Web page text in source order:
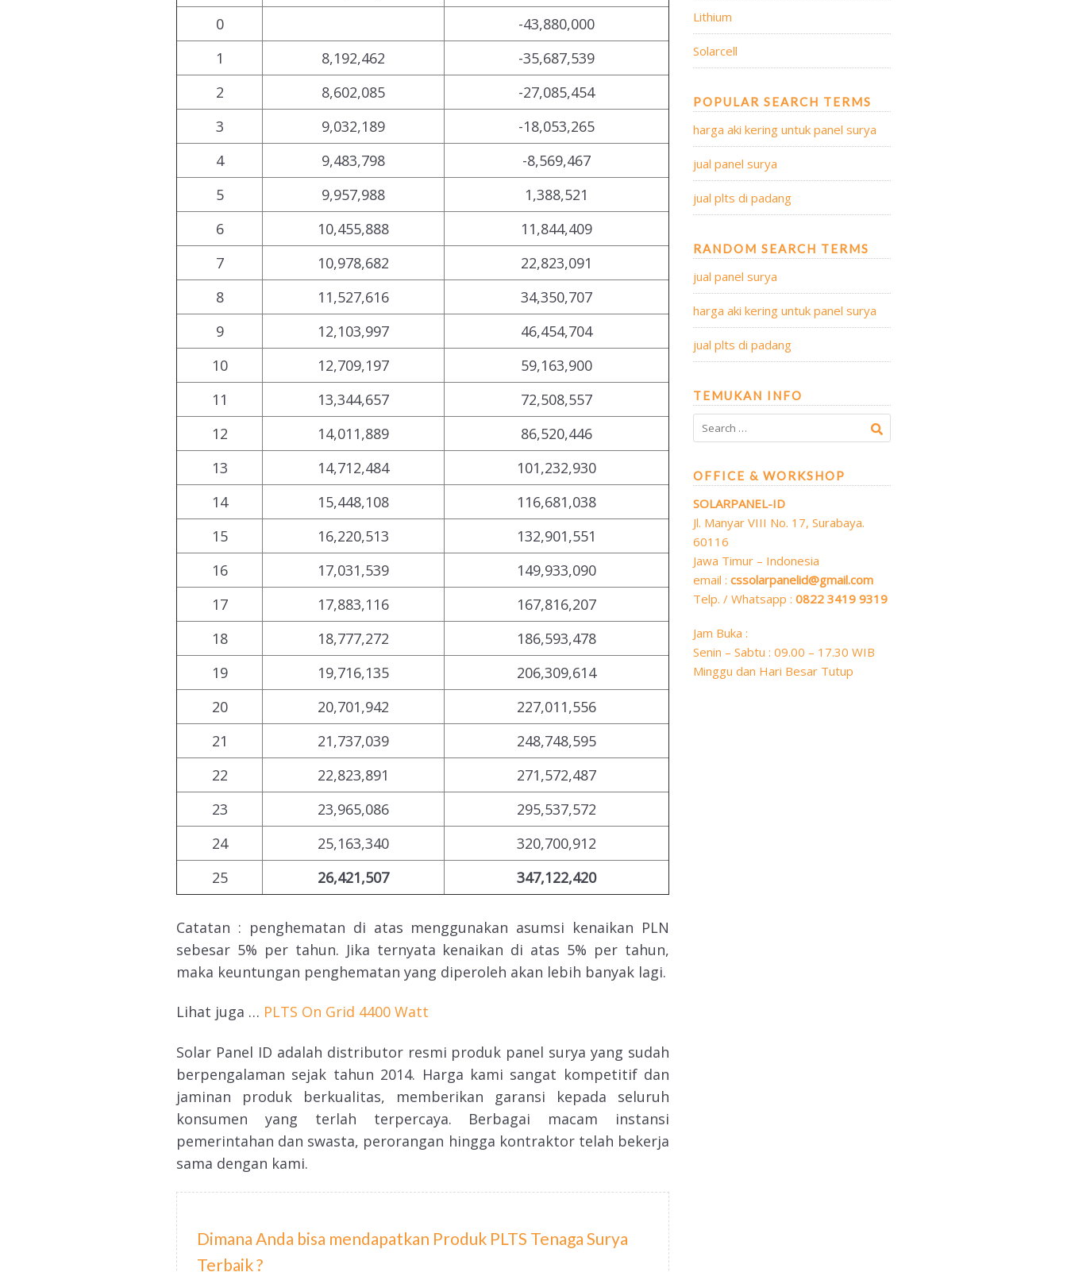
0
-43,880,000
1
8,192,462
-35,687,539
2
8,602,085
-27,085,454
3
9,032,189
-18,053,265
4
9,483,798
-8,569,467
5
9,957,988
1,388,521
6
10,455,888
11,844,409
7
10,978,682
22,823,091
8
11,527,616
34,350,707
9
12,103,997
46,454,704
10
12,709,197
59,163,900
11
13,344,657
72,508,557
12
14,011,889
86,520,446
13
14,712,484
101,232,930
14
15,448,108
116,681,038
15
16,220,513
132,901,551
16
17,031,539
149,933,090
17
17,883,116
167,816,207
18
18,777,272
186,593,478
19
19,716,135
206,309,614
20
20,701,942
227,011,556
21
21,737,039
248,748,595
22
22,823,891
271,572,487
23
23,965,086
295,537,572
24
25,163,340
320,700,912
25
26,421,507 347,122,420
Catatan : penghematan di atas menggunakan asumsi kenaikan PLN
sebesar 5% per tahun. Jika ternyata kenaikan di atas 5% per tahun,
maka keuntungan penghematan yang diperoleh akan lebih banyak lagi.
Lihat juga … PLTS On Grid 4400 Watt
Solar Panel ID adalah distributor resmi produk panel surya yang sudah
berpengalaman sejak tahun 2014. Harga kami sangat kompetitif dan
jaminan produk berkualitas, memberikan garansi kepada seluruh
konsumen yang terlah terpercaya. Berbagai macam instansi
pemerintahan dan swasta, perorangan hingga kontraktor telah bekerja
sama dengan kami.
Dimana Anda bisa mendapatkan Produk PLTS Tenaga Surya
Terbaik ?
Lithium
Solarcell
POPULAR SEARCH TERMS
harga aki kering untuk panel surya
jual panel surya
jual plts di padang
RANDOM SEARCH TERMS
jual panel surya
harga aki kering untuk panel surya
jual plts di padang
TEMUKAN INFO
Search
for:
OFFICE & WORKSHOP
SOLARPANEL-ID
Jl. Manyar VIII No. 17, Surabaya.
60116
Jawa Timur – Indonesia
email : cssolarpanelid@gmail.com
Telp. / Whatsapp : 0822 3419 9319
Jam Buka :
Senin – Sabtu : 09.00 – 17.30 WIB
Minggu dan Hari Besar Tutup